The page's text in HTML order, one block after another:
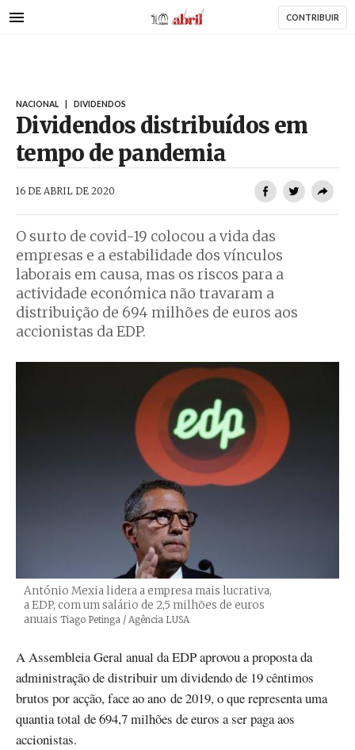
para
AbrilAbril CONTRIBUIR
NACIONAL DIVIDENDOS
Dividendos distribuídos em
tempo de pandemia
16 DE ABRIL DE 2020
O surto de covid-19 colocou a vida das
empresas e a estabilidade dos vínculos
laborais em causa, mas os riscos para a
actividade económica não travaram a
distribuição de 694 milhões de euros aos
accionistas da EDP.
António Mexia lidera a empresa mais lucrativa,
a EDP, com um salário de 2,5 milhões de euros
anuais Créditos
Tiago Petinga / Agência LUSA
A Assembleia Geral anual da EDP aprovou a proposta da
administração de distribuir um dividendo de 19 cêntimos
brutos por acção, face ao ano de 2019, o que representa uma
quantia total de 694,7 milhões de euros a ser paga aos
accionistas.